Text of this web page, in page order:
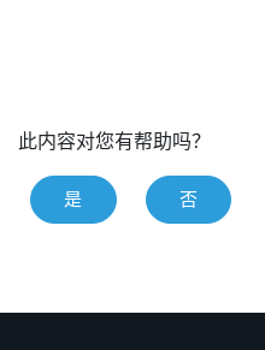
此内容对您有帮助吗？
是 否